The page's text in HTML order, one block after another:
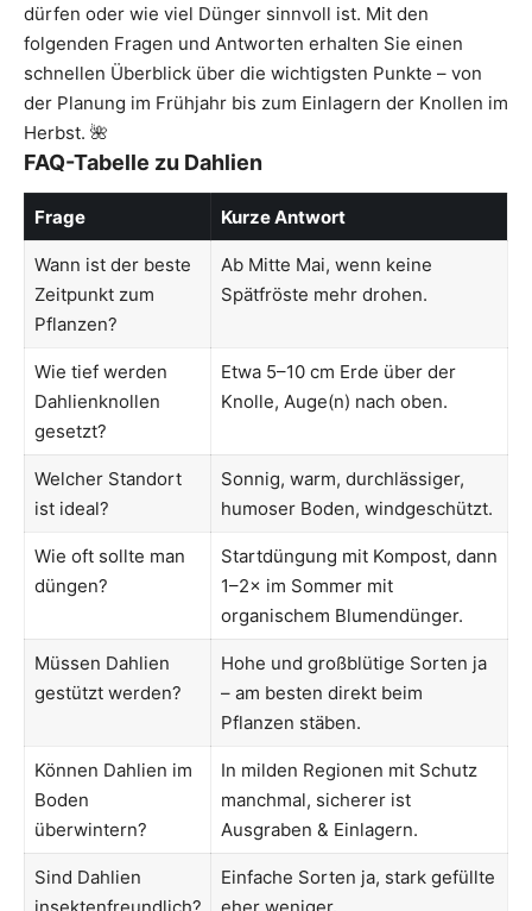
dürfen oder wie viel Dünger sinnvoll ist. Mit den
folgenden Fragen und Antworten erhalten Sie einen
schnellen Überblick über die wichtigsten Punkte – von
der Planung im Frühjahr bis zum Einlagern der Knollen im
Herbst. 🌺
FAQ-Tabelle zu Dahlien
Frage Kurze Antwort
Wann ist der beste
Zeitpunkt zum
Pflanzen?
Ab Mitte Mai, wenn keine
Spätfröste mehr drohen.
Wie tief werden
Dahlienknollen
gesetzt?
Etwa 5–10 cm Erde über der
Knolle, Auge(n) nach oben.
Welcher Standort
ist ideal?
Sonnig, warm, durchlässiger,
humoser Boden, windgeschützt.
Wie oft sollte man
düngen?
Startdüngung mit Kompost, dann
1–2× im Sommer mit
organischem Blumendünger.
Müssen Dahlien
gestützt werden?
Hohe und großblütige Sorten ja
– am besten direkt beim
Pflanzen stäben.
Können Dahlien im
Boden
überwintern?
In milden Regionen mit Schutz
manchmal, sicherer ist
Ausgraben & Einlagern.
Sind Dahlien
Einfache Sorten ja, stark gefüllte